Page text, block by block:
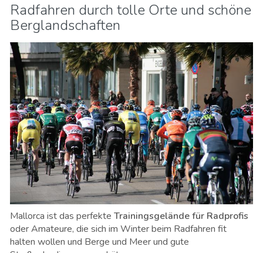
Radfahren durch tolle Orte und schöne
Berglandschaften
Mallorca ist das perfekte Trainingsgelände für Radprofis
oder Amateure, die sich im Winter beim Radfahren fit
halten wollen und Berge und Meer und gute